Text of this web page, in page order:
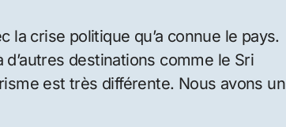
la crise politique qu’a connue le pays.
destinations comme le Sri
est très différente. Nous avons un